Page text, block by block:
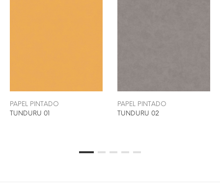
PAPEL PINTADO
TUNDURU 01
PAPEL PINTADO
TUNDURU 02